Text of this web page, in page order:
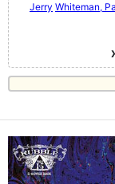
Jerry Whiteman,